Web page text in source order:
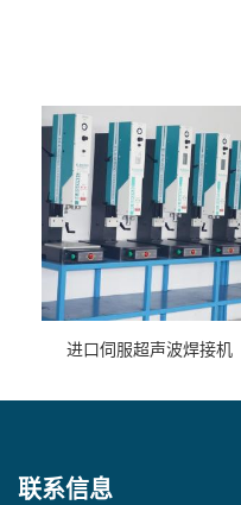
进口伺服超声波焊接机
联系信息